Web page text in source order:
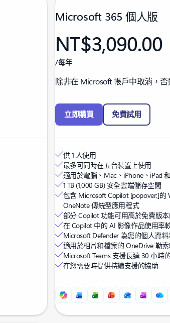
Microsoft 365 個人版
NT$3,090.00
/每年
除非在 Microsoft 帳戶中取消，
立即購買 免費試用
供 1 人使用
最多可同時在五台裝置上使用
適用於電腦、Mac、iPhone、iPad
1 TB (1,000 GB) 安全雲端儲存空間
包含 Microsoft Copilot [popover:]的
OneNote 傳統型應用程式
部分 Copilot 功能可用高於免費版
在 Copilot 中的 AI 影像作品使用率
Microsoft Defender 為您的個人資
適用於相片和檔案的 OneDrive 勒
Microsoft Teams 支援長達 30 小時
在您需要時提供持續支援的協助